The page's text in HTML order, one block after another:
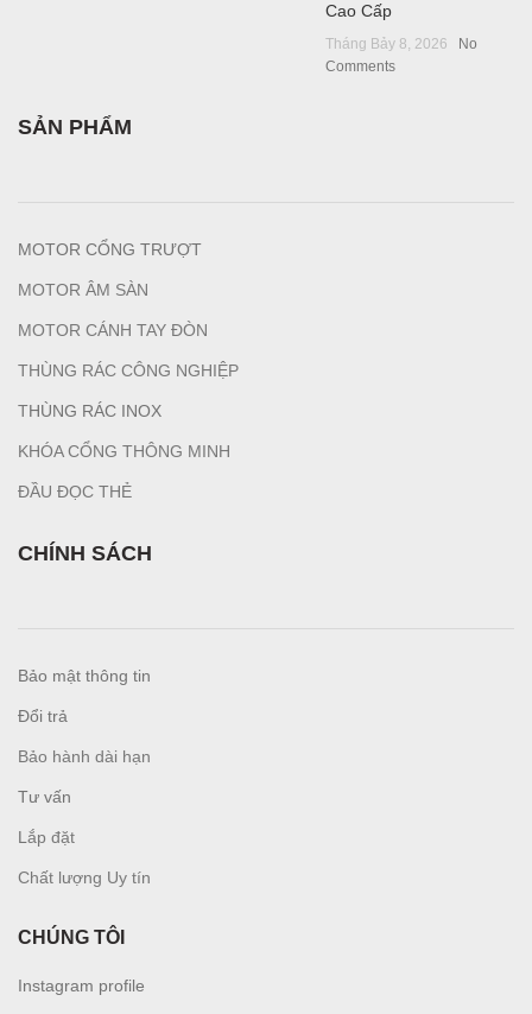
Cao Cấp
Tháng Bảy 8, 2026
No
Comments
SẢN PHẨM
MOTOR CỔNG TRƯỢT
MOTOR ÂM SÀN
MOTOR CÁNH TAY ĐÒN
THÙNG RÁC CÔNG NGHIỆP
THÙNG RÁC INOX
KHÓA CỔNG THÔNG MINH
ĐẦU ĐỌC THẺ
CHÍNH SÁCH
Bảo mật thông tin
Đổi trả
Bảo hành dài hạn
Tư vấn
L ắp đặt
Chất lượng Uy tín
CHÚNG TÔI
Instagram profile